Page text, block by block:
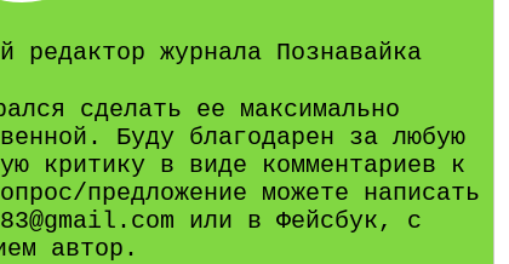
журнала Познавайка
сделать ее максимально
Буду благодарен за любую
критику в виде комментариев к
предложение можете написать
или в Фейсбук, с
автор.